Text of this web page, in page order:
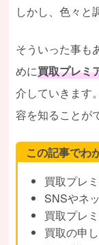
しかし、色々と
そういった事も
めに買取プレミ
介していきます
容を知ることが
この記事でわ
買取プレ
SNSやネ
買取プレ
買取の申